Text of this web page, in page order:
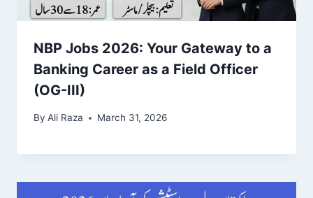
NBP Jobs 2026: Your Gateway to a
Banking Career as a Field Officer
(OG-III)
By Ali Raza March 31, 2026